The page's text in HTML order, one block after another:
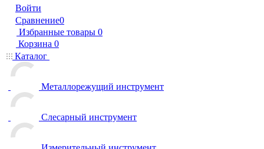
Войти
Сравнение0
Избранные товары 0
Корзина 0
Каталог
Металлорежущий инструмент
Слесарный инструмент